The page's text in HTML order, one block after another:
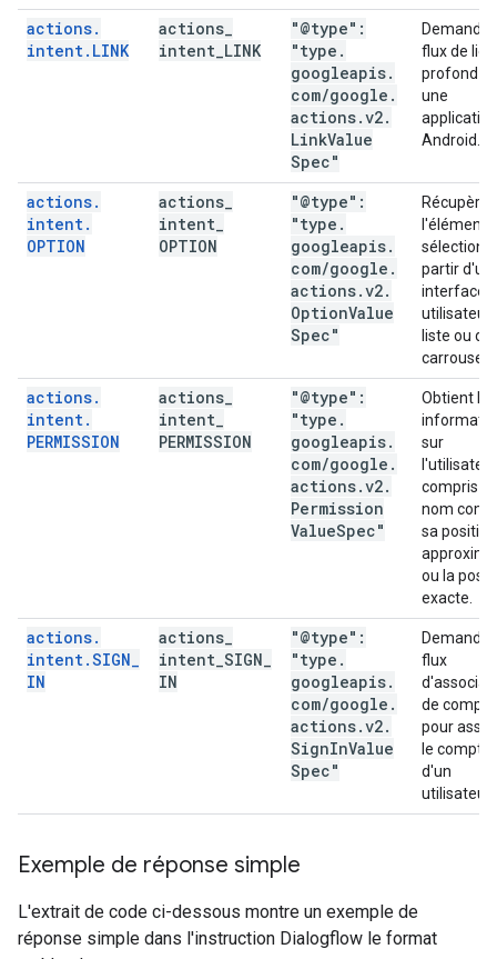
actions.
intent. LINK
actions
intent LINK
"@type":
"type .
googleapis.
com/google .
actions.v2.
LinkValue
Spec"
Demande
flux de lien
profond
une
application
Android.
actions.
intent.
OPTION
actions
intent
OPTION
"@type":
"type .
googleapis.
com/google .
actions.v2.
OptionValue
Spec"
Récupère
l'élément
partir
interface
utilisateur
liste ou de
carrousel.
actions.
intent.
PERMISSION
actions
intent
PERMISSION
"@type":
"type .
googleapis.
com/google .
actions.v2.
Permission
ValueSpec"
Obtient les
sur
compris
nom
sa position
ou la
exacte.
actions.
intent.SIGN_
IN
actions
intent SIGN
IN
"@type":
"type .
googleapis.
com/google .
actions.v2.
SignInValue
Spec"
Demande
flux
de
pour
le compte
d'un
utilisateur.
Exemple de réponse simple
L'extrait de code ci-dessous montre un exemple de
réponse simple dans l'instruction Dialogflow le format